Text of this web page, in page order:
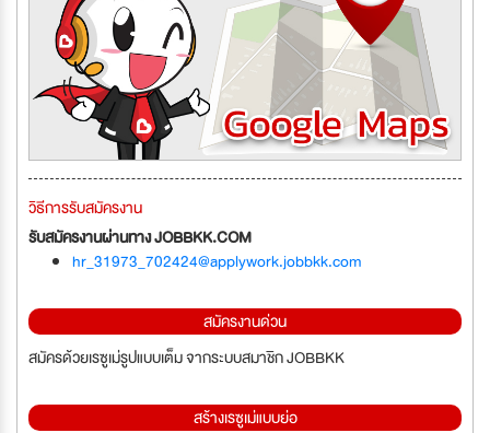
วิธีการรับสมัครงาน
รับสมัครงานผ่านทาง JOBBKK.COM
hr_31973_702424@applywork.jobbkk.com
สมัครงานด่วน
สมัครด้วยเรซูเม่รูปแบบเต็ม จากระบบสมาชิก JOBBKK
สร้างเรซูเม่แบบย่อ